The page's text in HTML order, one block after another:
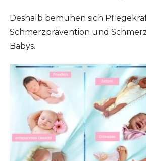
Deshalb bemühen sich
Schmerzprävention und
Babys.